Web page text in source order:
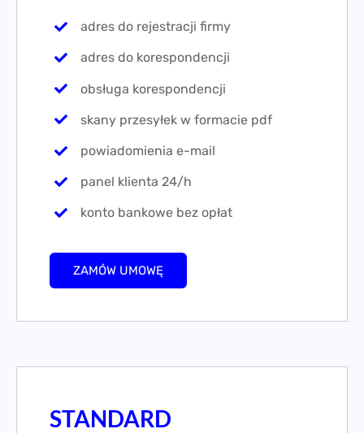
adres do rejestracji firmy
adres do korespondencji
obsługa korespondencji
skany przesyłek w formacie pdf
powiadomienia e-mail
panel klienta 24/h
konto bankowe bez opłat
ZAMÓW UMOWĘ
STANDARD